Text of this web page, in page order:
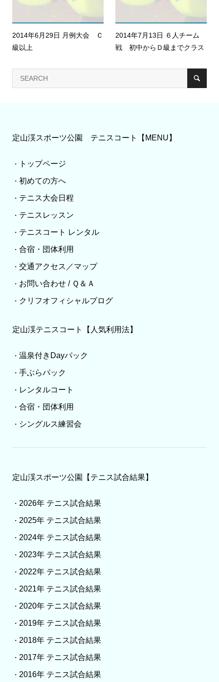
2014年6月29日 月例大会 Ｃ
級以上
2014年7月13日 ６人チーム
戦 初中からＤ級までクラス
定山渓スポーツ公園 テニスコート【MENU】
・ トップページ
・ 初めての方へ
・ テニス大会日程
・ テニスレッスン
・ テニスコート レンタル
・ 合宿・団体利用
・ 交通アクセス／マップ
・ お問い合わせ / Ｑ＆Ａ
・ クリフオフィシャルブログ
定山渓テニスコート【人気利用法】
・ 温泉付きDayパック
・ 手ぶらパック
・ レンタルコート
・ 合宿・団体利用
・ シングルス練習会
定山渓スポーツ公園【テニス試合結果】
・ 2026年 テニス試合結果
・ 2025年 テニス試合結果
・ 2024年 テニス試合結果
・ 2023年 テニス試合結果
・ 2022年 テニス試合結果
・ 2021年 テニス試合結果
・ 2020年 テニス試合結果
・ 2019年 テニス試合結果
・ 2018年 テニス試合結果
・ 2017年 テニス試合結果
・ 2016年 テニス試合結果